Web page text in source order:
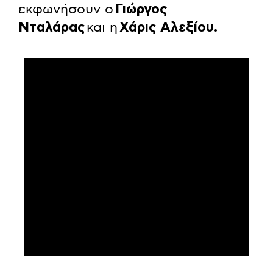
εκφωνήσουν ο Γιώργος
Νταλάραςκαι η Χάρις Αλεξίου.